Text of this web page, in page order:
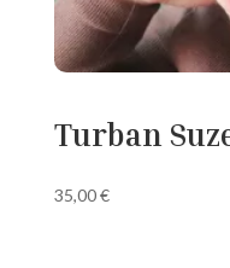
Turban
35,00€